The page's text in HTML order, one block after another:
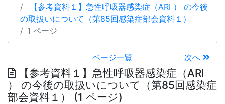
【参考資料１】急性呼吸器感染症（ARI ） の今後
の取扱いについて（第85回感染症部会資料１）
1 ページ
ページ一覧 次へ
【参考資料１】急性呼吸器感染症（ARI
） の今後の取扱いについて（第85回感染症
部会資料１） (1 ページ)